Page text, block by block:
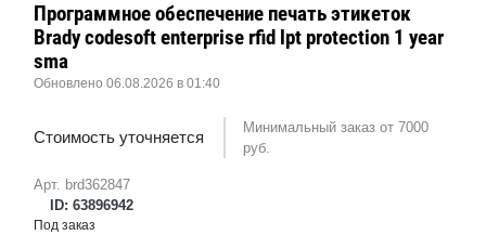
Арт. brd362847
ID: 63896942
Программное обеспечение печать этикеток
Brady codesoft enterprise rfid lpt protection 1 year
sma
Обновлено 06.08.2026 в 01:40
Стоимость уточняется
Минимальный заказ от 7000
руб.
Под заказ